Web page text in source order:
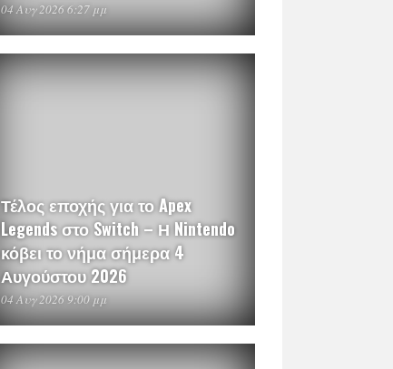
04 Αυγ 2026 6:27 μμ
Τέλος εποχής για το Apex
Legends στο Switch – Η Nintendo
κόβει το νήμα σήμερα 4
Αυγούστου 2026
04 Αυγ 2026 9:00 μμ